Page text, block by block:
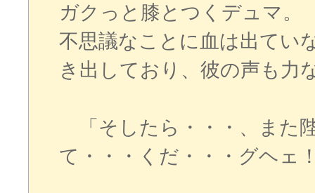
ガクっと膝とつくデュマ。
不思議なことに血は出てい
き出しており、彼の声も力
「そしたら・・・、また
て・・・くだ・・・グヘェ